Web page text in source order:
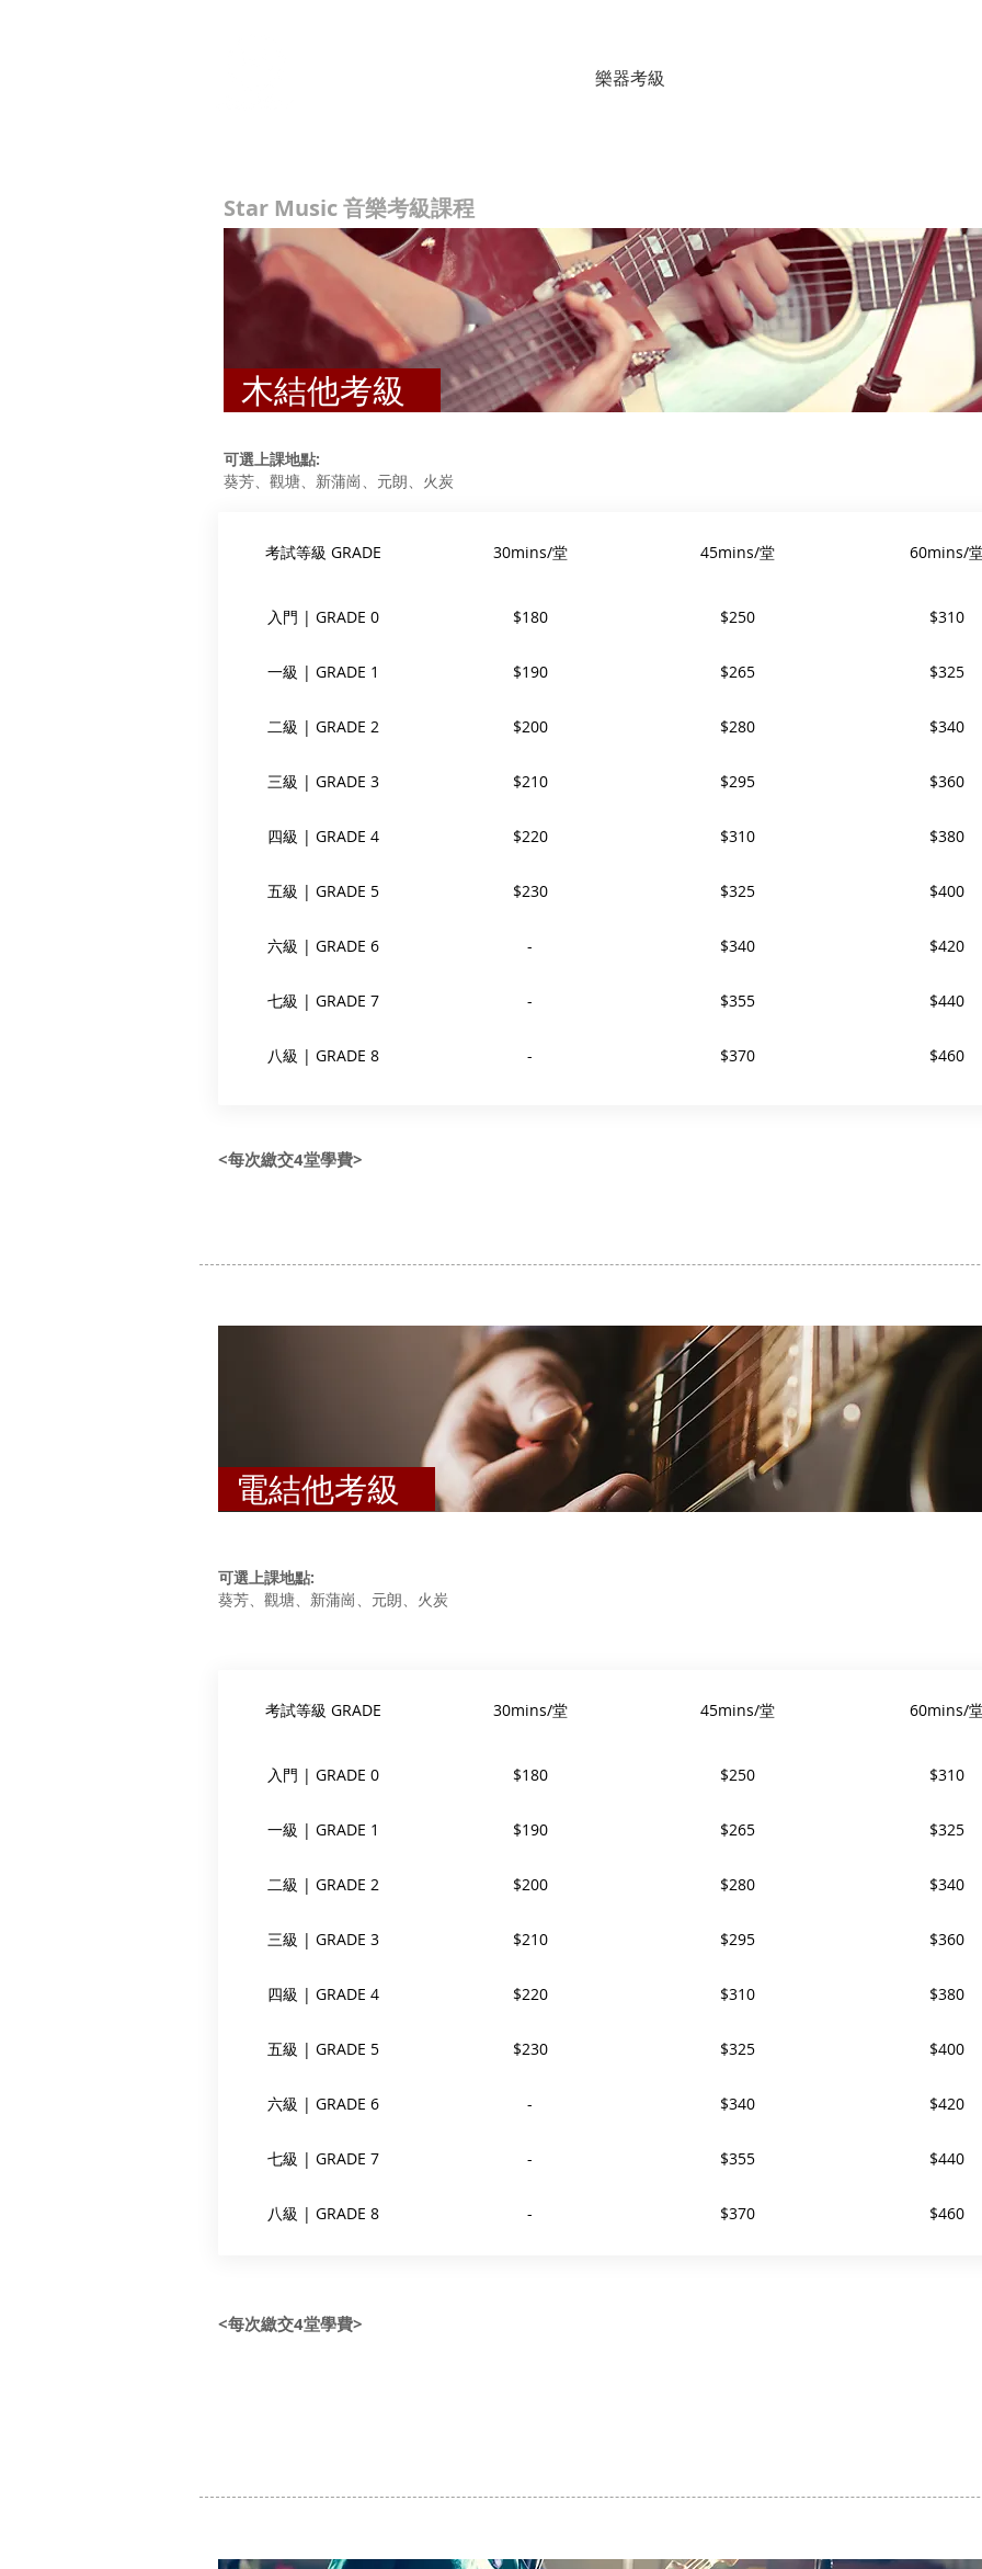
樂器考級
Star Music 音樂考級課程
木結他課程
木結他考級
可選上課地點:
葵芳、觀塘、新蒲崗、元朗、火炭
考試等級 GRADE 30mins/堂 45mins/堂 60mins/
入門 | GRADE 0 $180 $250 $310
一級 | GRADE 1 $190 $265 $325
二級 | GRADE 2 $200 $280 $340
三級 | GRADE 3 $210 $295 $360
四級 | GRADE 4 $220 $310 $380
五級 | GRADE 5 $230 $325 $400
六級 | GRADE 6 - $340 $420
七級 | GRADE 7 - $355 $440
八級 | GRADE 8 - $370 $460
<每次繳交4堂學費>
電結他考級
可選上課地點:
葵芳、觀塘、新蒲崗、元朗、火炭
考試等級 GRADE 30mins/堂 45mins/堂 60mins/
入門 | GRADE 0 $180 $250 $310
一級 | GRADE 1 $190 $265 $325
二級 | GRADE 2 $200 $280 $340
三級 | GRADE 3 $210 $295 $360
四級 | GRADE 4 $220 $310 $380
五級 | GRADE 5 $230 $325 $400
六級 | GRADE 6 - $340 $420
七級 | GRADE 7 - $355 $440
八級 | GRADE 8 - $370 $460
<每次繳交4堂學費>